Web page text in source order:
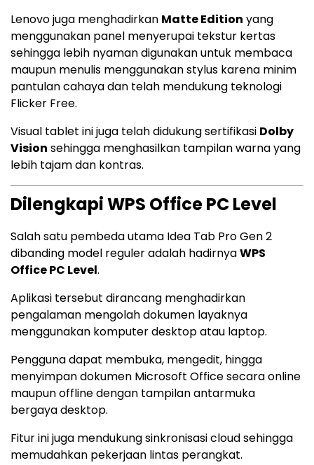
Lenovo juga menghadirkan Matte Edition yang
menggunakan panel menyerupai tekstur kertas
sehingga lebih nyaman digunakan untuk membaca
maupun menulis menggunakan stylus karena minim
pantulan cahaya dan telah mendukung teknologi
Flicker Free.
Visual tablet ini juga telah didukung sertifikasi Dolby
Vision sehingga menghasilkan tampilan warna yang
lebih tajam dan kontras.
Dilengkapi WPS Office PC Level
Salah satu pembeda utama Idea Tab Pro Gen 2
dibanding model reguler adalah hadirnyaWPS
Office PC Level.
Aplikasi tersebut dirancang menghadirkan
pengalaman mengolah dokumen layaknya
menggunakan komputer desktop atau laptop.
Pengguna dapat membuka, mengedit, hingga
menyimpan dokumen Microsoft Office secara online
maupun offline dengan tampilan antarmuka
bergaya desktop.
Fitur ini juga mendukung sinkronisasi cloud sehingga
memudahkan pekerjaan lintas perangkat.